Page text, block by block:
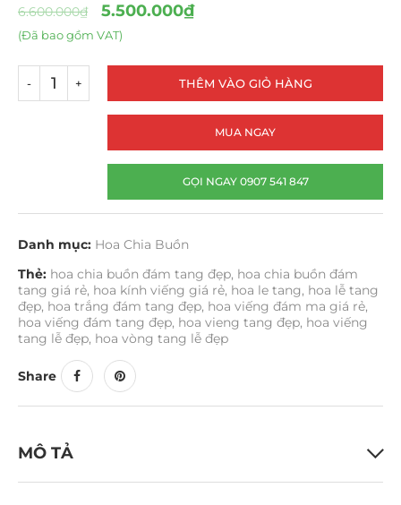
6.600.000₫ 5.500.000₫
(Đã bao gồm VAT)
THÊM VÀO GIỎ HÀNG
MUA NGAY
GỌI NGAY 0907 541 847
Danh mục: Hoa Chia Buồn
Thẻ: hoa chia buồn đám tang đẹp, hoa chia buồn đám
tang giá rẻ, hoa kính viếng giá rẻ, hoa le tang, hoa lễ tang
đẹp, hoa trắng đám tang đẹp, hoa viếng đám ma giá rẻ,
hoa viếng đám tang đẹp, hoa vieng tang đẹp, hoa viếng
tang lễ đẹp, hoa vòng tang lễ đẹp
Share
MÔ TẢ